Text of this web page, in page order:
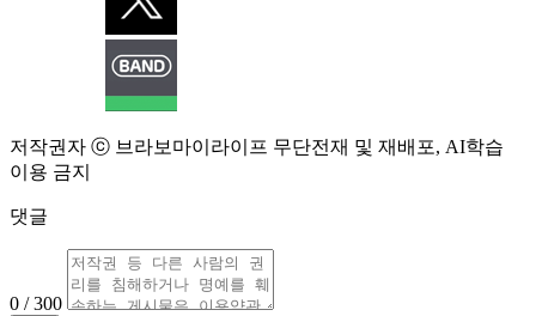
저작권자 ⓒ 브라보마이라이프 무단전재 및 재배포, AI학습
이용 금지
댓글
0 / 300